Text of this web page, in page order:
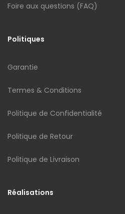
Foire aux questions (FAQ)
Politiques
Garantie
Termes & Conditions
Politique de Confidentialité
Politique de Retour
Politique de Livraison
Réalisations